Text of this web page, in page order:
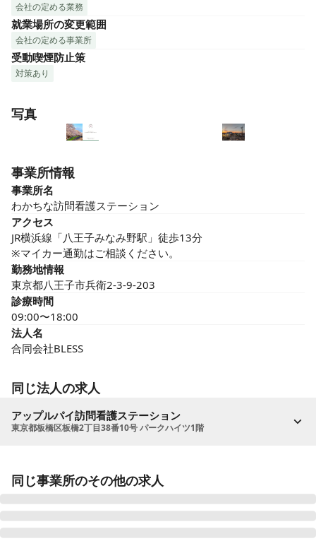
会社の定める業務
就業場所の変更範囲
会社の定める事業所
受動喫煙防止策
対策あり
写真
事業所情報
事業所名
わかちな訪問看護ステーション
アクセス
JR横浜線「八王子みなみ野駅」徒歩13分
※マイカー通勤はご相談ください。
勤務地情報
東京都八王子市兵衛2-3-9-203
診療時間
09:00〜18:00
法人名
合同会社BLESS
同じ法人の求人
アップルパイ訪問看護ステーション
東京都板橋区板橋2丁目38番10号 パークハイツ1階
同じ事業所のその他の求人